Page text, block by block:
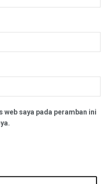
web saya pada peramban ini